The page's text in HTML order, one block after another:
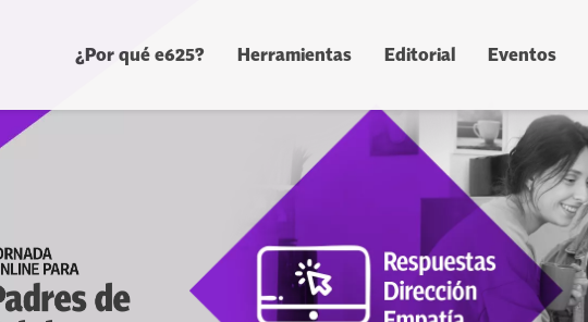
¿Por qué e625? Herramientas Editorial Eventos